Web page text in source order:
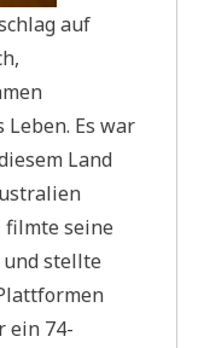
auf
Leben. Es war
Land
filmte seine
stellte
ein 74-